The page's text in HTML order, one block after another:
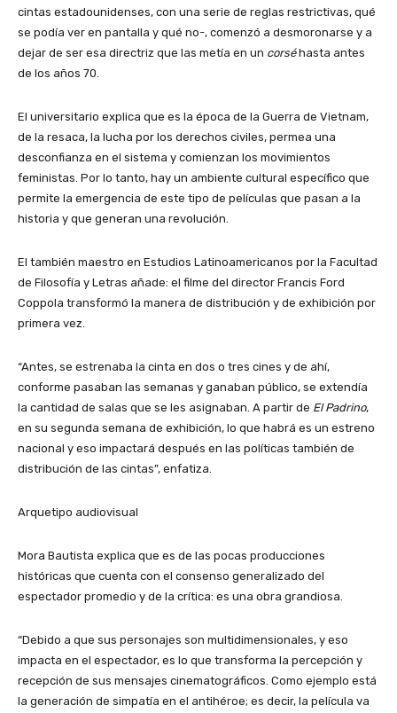
cintas estadounidenses, con una serie de reglas restrictivas, qué
se podía ver en pantalla y qué no-, comenzó a desmoronarse y a
dejar de ser esa directriz que las metía en un corséhasta antes
de los años 70.
El universitario explica que es la época de la Guerra de Vietnam,
de la resaca, la lucha por los derechos civiles, permea una
desconfianza en el sistema y comienzan los movimientos
feministas. Por lo tanto, hay un ambiente cultural específico que
permite la emergencia de este tipo de películas que pasan a la
historia y que generan una revolución.
El también maestro en Estudios Latinoamericanos por la Facultad
de Filosofía y Letras añade: el filme del director Francis Ford
Coppola transformó la manera de distribución y de exhibición por
primera vez.
“Antes, se estrenaba la cinta en dos o tres cines y de ahí,
conforme pasaban las semanas y ganaban público, se extendía
la cantidad de salas que se les asignaban. A partir de El Padrino,
en su segunda semana de exhibición, lo que habrá es un estreno
nacional y eso impactará después en las políticas también de
distribución de las cintas”, enfatiza.
Arquetipo audiovisual
Mora Bautista explica que es de las pocas producciones
históricas que cuenta con el consenso generalizado del
espectador promedio y de la crítica: es una obra grandiosa.
“Debido a que sus personajes son multidimensionales, y eso
impacta en el espectador, es lo que transforma la percepción y
recepción de sus mensajes cinematográficos. Como ejemplo está
la generación de simpatía en el antihéroe; es decir, la película va